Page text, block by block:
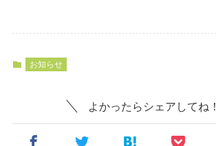
お知らせ
よかったらシェアしてね！